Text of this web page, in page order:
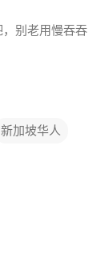
别老用慢吞吞
新加坡华人